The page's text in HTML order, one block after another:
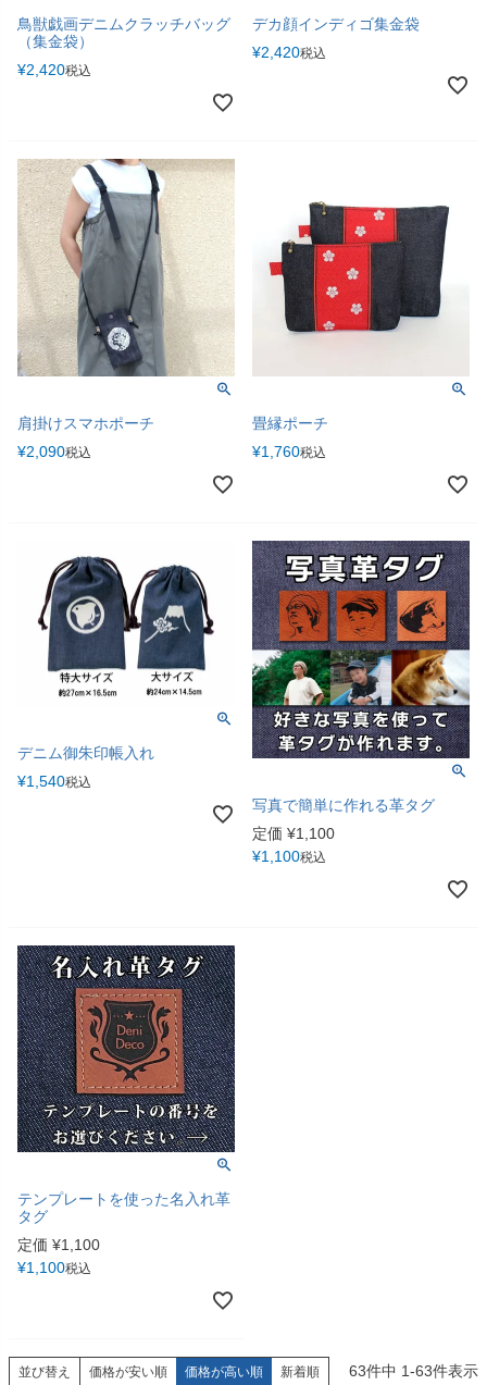
鳥獣戯画デニムクラッチバッグ
（集金袋）
¥2,420税込
デカ顔インディゴ集金袋
¥2,420税込
肩掛けスマホポーチ
¥2,090税込
畳縁ポーチ
¥1,760税込
デニム御朱印帳入れ
¥1,540税込
写真で簡単に作れる革タグ
定価 ¥1,100
¥1,100税込
テンプレートを使った名入れ革
タグ
定価 ¥1,100
¥1,100税込
並び替え 価格が安い順 価格が高い順 新着順 63件中 1-63件表示